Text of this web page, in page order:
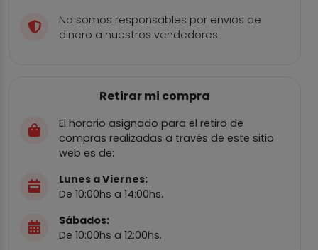
No somos responsables por envios de
dinero a nuestros vendedores.
Retirar mi compra
El horario asignado para el retiro de
compras realizadas a través de este sitio
web es de:
Lunes a Viernes:
De 10:00hs a 14:00hs.
Sábados:
De 10:00hs a 12:00hs.